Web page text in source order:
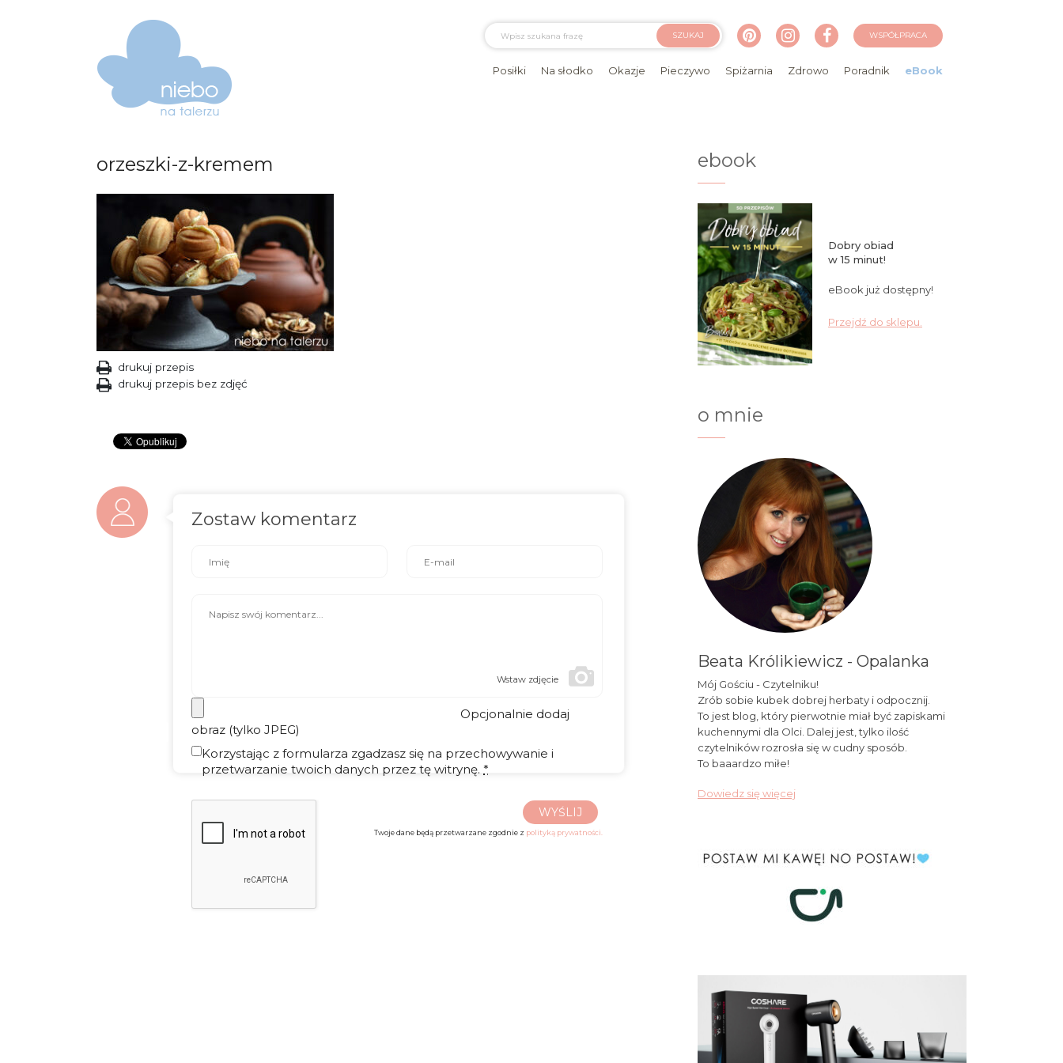
SZUKAJ WSPÓŁPRACA
Posiłki Na słodko Okazje Pieczywo Spiżarnia Zdrowo Poradnik eBook
orzeszki-z-kremem
drukuj przepis
drukuj przepis bez zdjęć
Zostaw komentarz
Wstaw zdjęcie
Opcjonalnie dodaj
obraz (tylko JPEG)
Korzystając z formularza zgadzasz się na przechowywanie i
przetwarzanie twoich danych przez tę witrynę. *
WYŚLIJ
Twoje dane będą przetwarzane zgodnie z polityką prywatności.
ebook
Dobry obiad
w 15 minut!
eBook już dostępny!
Przejdź do sklepu.
o mnie
Beata Królikiewicz - Opalanka
Mój Gościu - Czytelniku!
Zrób sobie kubek dobrej herbaty i odpocznij.
To jest blog, który pierwotnie miał być zapiskami
kuchennymi dla Olci. Dalej jest, tylko ilość
czytelników rozrosła się w cudny sposób.
To baaardzo miłe!
Dowiedz się więcej